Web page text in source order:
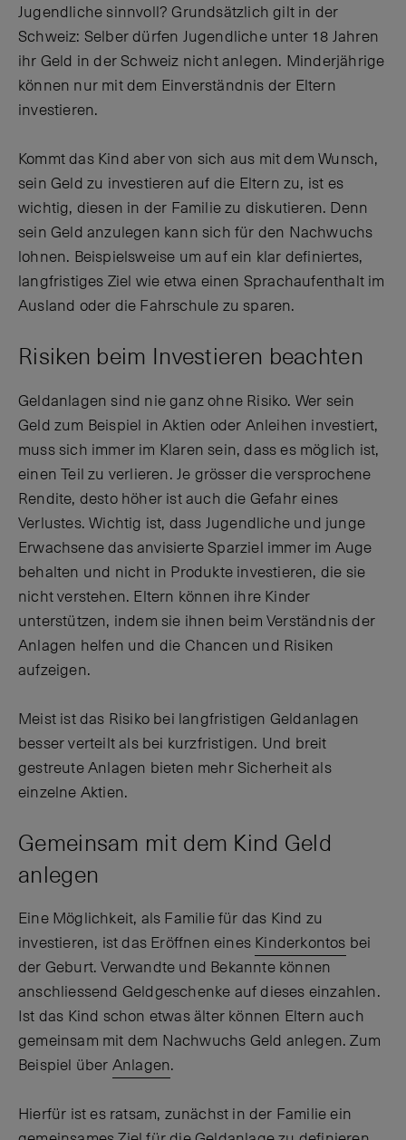
Jugendliche sinnvoll? Grundsätzlich gilt in der
Schweiz: Selber dürfen Jugendliche unter 18 Jahren
ihr Geld in der Schweiz nicht anlegen. Minderjährige
können nur mit dem Einverständnis der Eltern
investieren.
Kommt das Kind aber von sich aus mit dem Wunsch,
sein Geld zu investieren auf die Eltern zu, ist es
wichtig, diesen in der Familie zu diskutieren. Denn
sein Geld anzulegen kann sich für den Nachwuchs
lohnen. Beispielsweise um auf ein klar definiertes,
langfristiges Ziel wie etwa einen Sprachaufenthalt im
Ausland oder die Fahrschule zu sparen.
Risiken beim Investieren beachten
Geldanlagen sind nie ganz ohne Risiko. Wer sein
Geld zum Beispiel in Aktien oder Anleihen investiert,
muss sich immer im Klaren sein, dass es möglich ist,
einen Teil zu verlieren. Je grösser die versprochene
Rendite, desto höher ist auch die Gefahr eines
Verlustes. Wichtig ist, dass Jugendliche und junge
Erwachsene das anvisierte Sparziel immer im Auge
behalten und nicht in Produkte investieren, die sie
nicht verstehen. Eltern können ihre Kinder
unterstützen, indem sie ihnen beim Verständnis der
Anlagen helfen und die Chancen und Risiken
aufzeigen.
Meist ist das Risiko bei langfristigen Geldanlagen
besser verteilt als bei kurzfristigen. Und breit
gestreute Anlagen bieten mehr Sicherheit als
einzelne Aktien.
Gemeinsam mit dem Kind Geld
anlegen
Eine Möglichkeit, als Familie für das Kind zu
investieren, ist das Eröffnen eines Kinderkontos bei
der Geburt. Verwandte und Bekannte können
anschliessend Geldgeschenke auf dieses einzahlen.
Ist das Kind schon etwas älter können Eltern auch
gemeinsam mit dem Nachwuchs Geld anlegen. Zum
Beispiel über Anlagen.
Hierfür ist es ratsam, zunächst in der Familie ein